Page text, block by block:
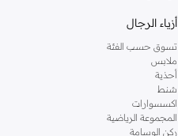
أزياء الرجال
تسوق حسب الفئة
ملابس
أحذية
شنط
اكسسوارات
المجموعة الرياضية
ركن الوسامة